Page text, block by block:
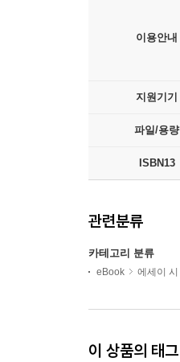
이용안내
지원기기
파일/용량
ISBN13
관련분류
카테고리 분류
eBook 에세이 시
이 상품의 태그